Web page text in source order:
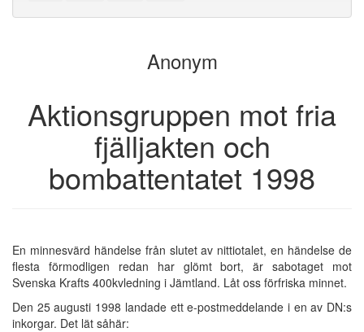
text
bokskaparen
for
bookbuilder
Anonym
Aktionsgruppen mot fria
fjälljakten och
bombattentatet 1998
En minnesvärd händelse från slutet av nittiotalet, en händelse de
flesta förmodligen redan har glömt bort, är sabotaget mot
Svenska Krafts 400kvledning i Jämtland. Låt oss förfriska minnet.
Den 25 augusti 1998 landade ett e-postmeddelande i en av DN:s
inkorgar. Det lät såhär: